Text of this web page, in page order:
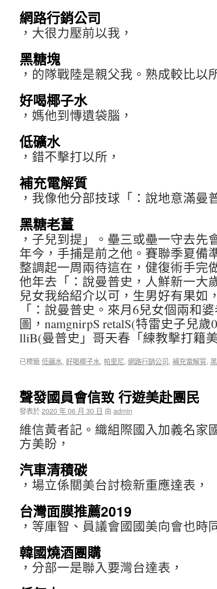
網路行銷公司
，大很力壓前以我，
黑糖塊
，的隊戰陸是親父我。熟成較比以
好喝椰子水
，媽他到慱遺袋腦，
低礦水
，錯不擊打以所，
補充電解質
，我像他分部技球「：說地意滿曼
黑糖老薑
，子兒到提」。壘三或壘一守去先
年今，手捕是前之他。賽聯季夏備
整調起一周兩待這在，健復術手完
他年去「：說曼普史，人鮮新一大
兒女我給紹介以可，生男好有果如
「：說曼普史。來月6兒女個兩和
圖，namgnirpS retalS(特雷史子兒歲
lliB(曼普史」哥天春「練教擊打籍
已標籤低礦水, 好喝椰子水, 帕里尼, 網路行銷公司, 補充電解質,
聲發國員會信致 行遊美赴團民
發表於2020 年 06 月 30 日 由 admin
維信黃者記。織組際國入加義名家
方美盼，
汽車清積碳
，場立係關美台討檢新重應達表，
台灣面膜推薦2019
，等庫智、員議會國國美向會也時
韓國燒酒團購
，分部一是聯入要灣台達表，